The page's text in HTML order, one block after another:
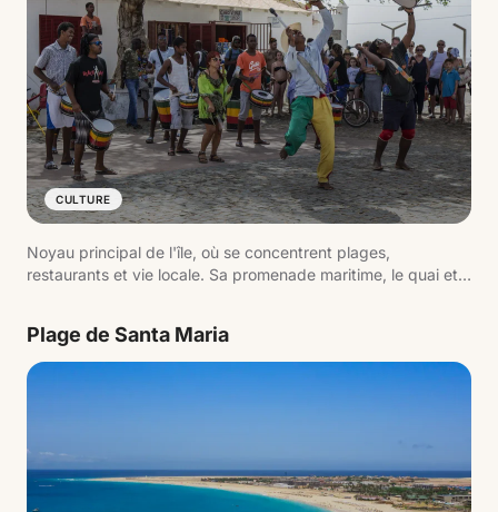
CULTURE
Noyau principal de l'île, où se concentrent plages,
restaurants et vie locale. Sa promenade maritime, le quai et
Plage de Santa Maria